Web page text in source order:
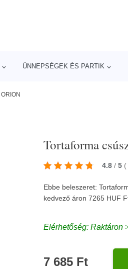
ÜNNEPSÉGEK ÉS PARTIK
Tortaforma
4.8 / 5 (
Ebbe beleszeret:
kedvező áron 7265 HUF
Elérhetőség: Raktáron
7 685 Ft